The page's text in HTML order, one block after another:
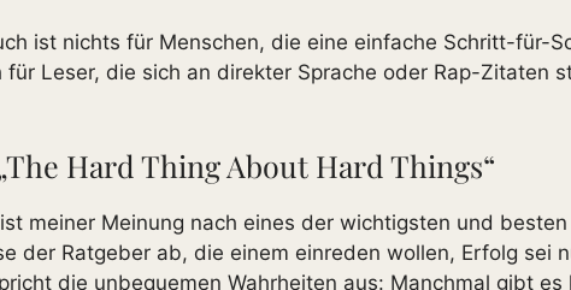
ist nichts für Menschen, die eine einfache Schritt-für-
Leser, die sich an direkter Sprache oder Rap-Zitaten
Hard Thing About Hard Things“
meiner Meinung nach eines der wichtigsten und
der Ratgeber ab, die einem einreden wollen, Erfolg sei
die unbequemen Wahrheiten aus: Manchmal gibt